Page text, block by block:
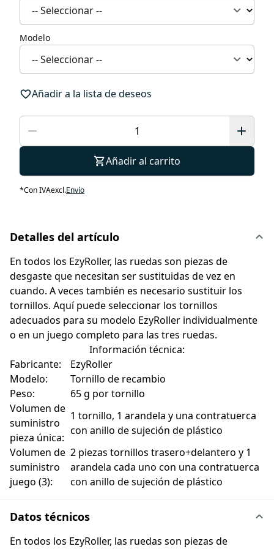
Modelo
Añadir a la lista de deseos
Añadir al carrito
*Con IVAexcl.Envío
Detalles del artículo
En todos los EzyRoller, las ruedas son piezas de
desgaste que necesitan ser sustituidas de vez en
cuando. A veces también es necesario sustituir los
tornillos. Aquí puede seleccionar los tornillos
adecuados para su modelo EzyRoller individualmente
o en un juego completo para las tres ruedas.
Información técnica:
Fabricante:
EzyRoller
Modelo:
Tornillo de recambio
Peso:
65 g por tornillo
Volumen de
suministro
pieza única:
1 tornillo, 1 arandela y una contratuerca
con anillo de sujeción de plástico
Volumen de
suministro
juego (3):
2 piezas tornillos trasero+delantero y 1
arandela cada uno con una contratuerca
con anillo de sujeción de plástico
Datos técnicos
En todos los EzyRoller, las ruedas son piezas de